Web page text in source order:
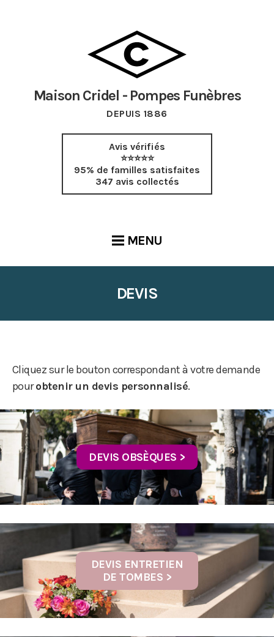
Maison Cridel - Pompes Funèbres
DEPUIS 1886
Avis vérifiés
⭐⭐⭐⭐⭐
95% de familles satisfaites
347 avis collectés
MENU
DEVIS
Cliquez sur le bouton correspondant à votre demande
pourobtenir un devis personnalisé.
DEVIS OBSÈQUES >
DEVIS ENTRETIEN
DE TOMBES >